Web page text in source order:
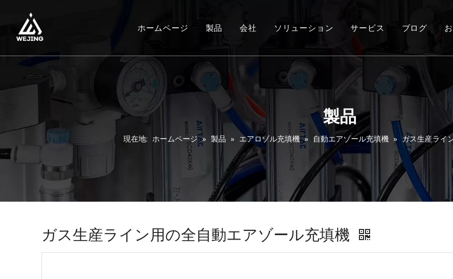
ホームページ 製品 会社 ソリューション サービス ブログ
製品
現在地: ホームページ » 製品 » エアロゾル充填機 » 自動エアゾール充填機 » ガス生産ライ
ガス生産ライン用の全自動エアゾール充填機